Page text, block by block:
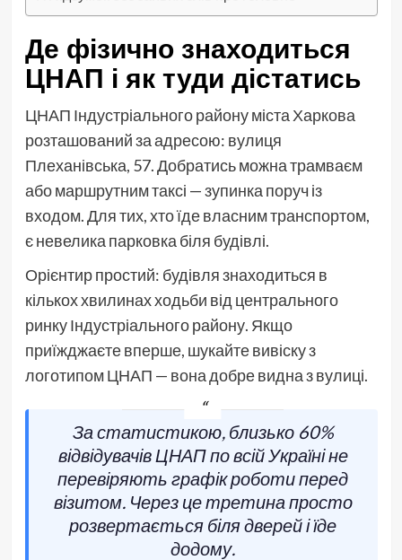
Де фізично знаходиться
ЦНАП і як туди дістатись
ЦНАП Індустріального району міста Харкова
розташований за адресою: вулиця
Плеханівська, 57. Добратись можна трамваєм
або маршрутним таксі — зупинка поруч із
входом. Для тих, хто їде власним транспортом,
є невелика парковка біля будівлі.
Орієнтир простий: будівля знаходиться в
кількох хвилинах ходьби від центрального
ринку Індустріального району. Якщо
приїжджаєте вперше, шукайте вивіску з
логотипом ЦНАП — вона добре видна з вулиці.
За статистикою, близько 60%
відвідувачів ЦНАП по всій Україні не
перевіряють графік роботи перед
візитом. Через це третина просто
розвертається біля дверей і їде
додому.